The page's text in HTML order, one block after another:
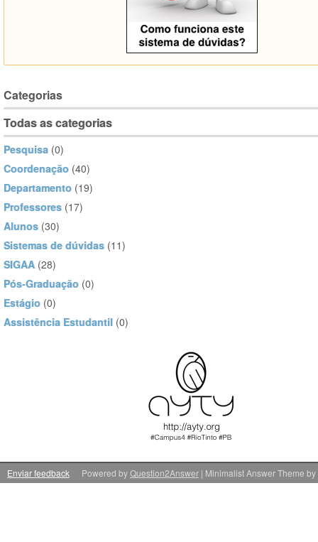
Categorias
Todas as categorias
Pesquisa (0)
Coordenação (40)
Departamento (19)
Professores (17)
Alunos (30)
Sistemas de dúvidas (11)
SIGAA (28)
Pós-Graduação (0)
Estágio (0)
Assistência Estudantil (0)
Enviar feedback | Minimalist Answer Theme by
Powered byQuestion2Answer